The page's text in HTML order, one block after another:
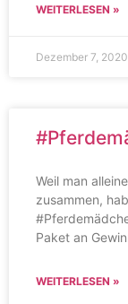
WEITERLESEN »
Dezember 7, 2020
Weil man
zusammen,
Paket an
WEITERLESEN »